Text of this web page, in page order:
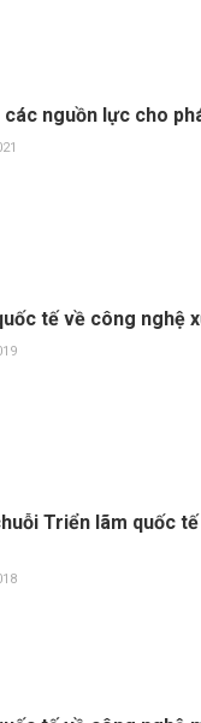
các nguồn lực cho
tế về công nghệ
Triển lãm quốc